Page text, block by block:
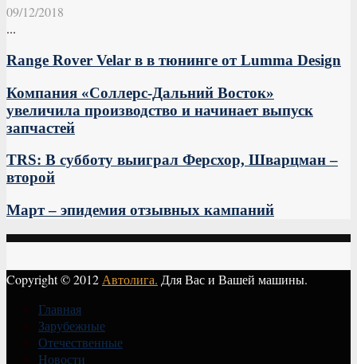
09/12/2018
...
Range Rover Velar в в тюнинге от Lumma Design
Компания «Соллерс-Дальний Восток»
увеличила производство и начинает выпуск
запчастей
TRS: В субботу выиграл Ферсхор, Шварцман –
второй
Март – эпидемия отзывных кампаний
Copyright © 2012 Автолига. Для Вас и Вашей машины.
Главная
Зарубежные
Отечественные
Новости